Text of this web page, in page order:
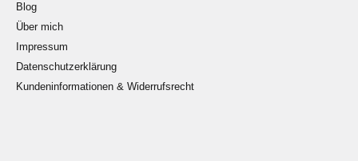
Blog
Über mich
Impressum
Datenschutzerklärung
Kundeninformationen & Widerrufsrecht